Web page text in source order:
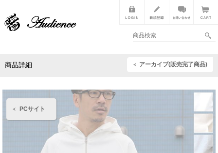
PCサイト
商品詳細 アーカイブ(販売完了商品)